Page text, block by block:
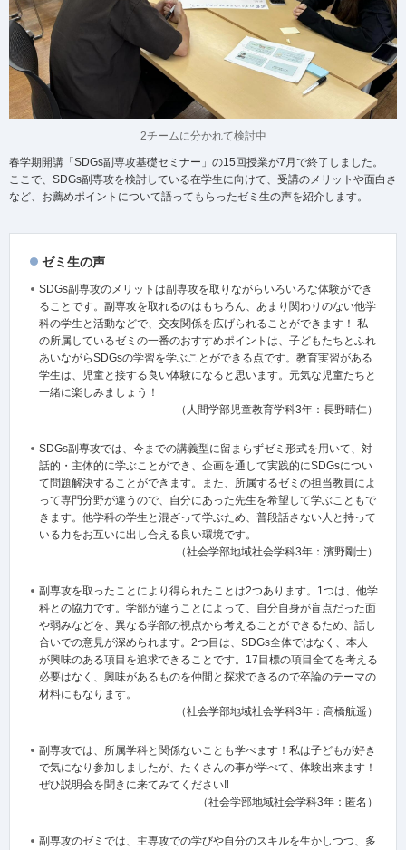
2チームに分かれて検討中
春学期開講「SDGs副専攻基礎セミナー」の15回授業が7月で終了しました。
ここで、SDGs副専攻を検討している在学生に向けて、受講のメリットや面白さ
など、お薦めポイントについて語ってもらったゼミ生の声を紹介します。
ゼミ生の声
SDGs副専攻のメリットは副専攻を取りながらいろいろな体験ができ
ることです。副専攻を取れるのはもちろん、あまり関わりのない他学
科の学生と活動などで、交友関係を広げられることができます！ 私
の所属しているゼミの一番のおすすめポイントは、子どもたちとふれ
あいながらSDGsの学習を学ぶことができる点です。教育実習がある
学生は、児童と接する良い体験になると思います。元気な児童たちと
一緒に楽しみましょう！
（人間学部児童教育学科3年：長野晴仁）
SDGs副専攻では、今までの講義型に留まらずゼミ形式を用いて、対
話的・主体的に学ぶことができ、企画を通して実践的にSDGsについ
て問題解決することができます。また、所属するゼミの担当教員によ
って専門分野が違うので、自分にあった先生を希望して学ぶこともで
きます。他学科の学生と混ざって学ぶため、普段話さない人と持って
いる力をお互いに出し合える良い環境です。
（社会学部地域社会学科3年：濱野剛士）
副専攻を取ったことにより得られたことは2つあります。1つは、他学
科との協力です。学部が違うことによって、自分自身が盲点だった面
や弱みなどを、異なる学部の視点から考えることができるため、話し
合いでの意見が深められます。2つ目は、SDGs全体ではなく、本人
が興味のある項目を追求できることです。17目標の項目全てを考える
必要はなく、興味があるものを仲間と探求できるので卒論のテーマの
材料にもなります。
（社会学部地域社会学科3年：高橋航遥）
副専攻では、所属学科と関係ないことも学べます！私は子どもが好き
で気になり参加しましたが、たくさんの事が学べて、体験出来ます！
ぜひ説明会を聞きに来てみてください‼
（社会学部地域社会学科3年：匿名）
副専攻のゼミでは、主専攻での学びや自分のスキルを生かしつつ、多